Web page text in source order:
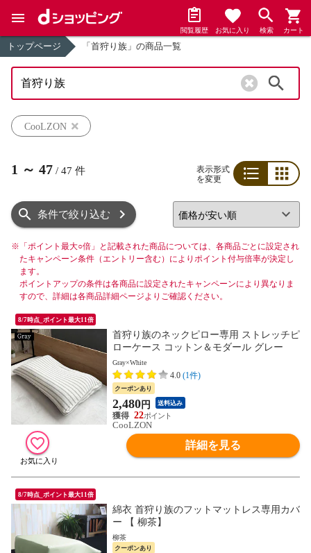
閲覧履歴 お気に入り 検索 カート
トップページ 「首狩り族」の商品一覧
CooLZON
1 ～ 47 / 47 件
表示形式
を変更
条件で絞り込む
※ 「ポイント最大○倍」と記載された商品については、各商品ごとに設定され
たキャンペーン条件（エントリー含む）によりポイント付与倍率が決定し
ます。
ポイントアップの条件は各商品に設定されたキャンペーンにより異なりま
すので、詳細は各商品詳細ページよりご確認ください。
8/7時点_ポイント最大11倍
首狩り族のネックピロー専用 ストレッチピ
ローケース コットン＆モダール グレー
Gray×White
4.0 (1件)
クーポンあり
2,480円 送料込み
22
CooLZON
詳細を見る
8/7時点_ポイント最大11倍
綿衣 首狩り族のフットマットレス専用カバ
ー 【 柳茶】
柳茶
クーポンあり